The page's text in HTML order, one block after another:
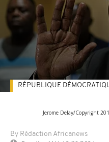
Jerome Delay/Copyright
By Rédaction Africanews
RÉPUBLIQUE